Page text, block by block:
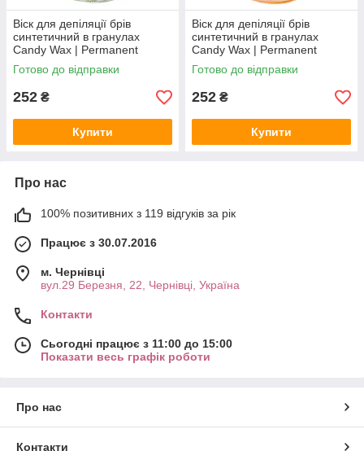
Віск для депіляції брів
синтетичний в гранулах
Candy Wax | Permanent
LASH&BROW | Лайм | 110g
Готово до відправки
252 ₴
Купити
Віск для депіляції брів
синтетичний в гранулах
Candy Wax | Permanent
LASH&BROW | Манго | 110g
Готово до відправки
252 ₴
Купити
Про нас
100% позитивних з 119 відгуків за рік
Працює з 30.07.2016
м. Чернівці
вул.29 Березня, 22, Чернівці, Україна
Контакти
Сьогодні працює з 11:00 до 15:00
Показати весь графік роботи
Про нас
Контакти